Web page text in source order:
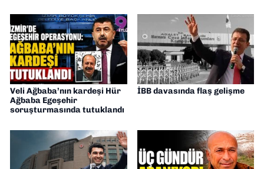
Veli Ağbaba’nın kardeşi Hür
Ağbaba Egeşehir
soruşturmasında tutuklandı
İBB davasında flaş gelişme